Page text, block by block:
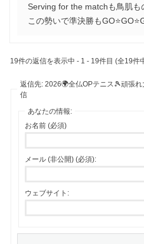
Serving for the matchも鳥肌も
この勢いで準決勝も
19件の返信を表示中 - 1 - 19件目 (全19件
返信先: 2026🌍全仏OPテニス🎾頑張
信
あなたの情報:
お名前 (必須)
メール (非公開) (必須):
ウェブサイト: